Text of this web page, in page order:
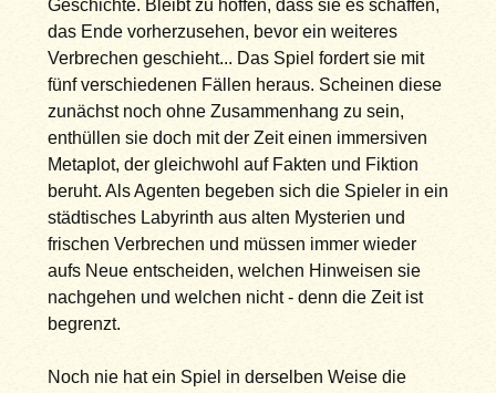
Geschichte. Bleibt zu hoffen, dass sie es schaffen,
das Ende vorherzusehen, bevor ein weiteres
Verbrechen geschieht... Das Spiel fordert sie mit
fünf verschiedenen Fällen heraus. Scheinen diese
zunächst noch ohne Zusammenhang zu sein,
enthüllen sie doch mit der Zeit einen immersiven
Metaplot, der gleichwohl auf Fakten und Fiktion
beruht. Als Agenten begeben sich die Spieler in ein
städtisches Labyrinth aus alten Mysterien und
frischen Verbrechen und müssen immer wieder
aufs Neue entscheiden, welchen Hinweisen sie
nachgehen und welchen nicht - denn die Zeit ist
begrenzt.
Noch nie hat ein Spiel in derselben Weise die